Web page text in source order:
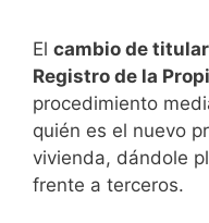
El cambio de
Registro de la
procedimiento
quién es el nuevo
vivienda, dándole
frente a terceros.